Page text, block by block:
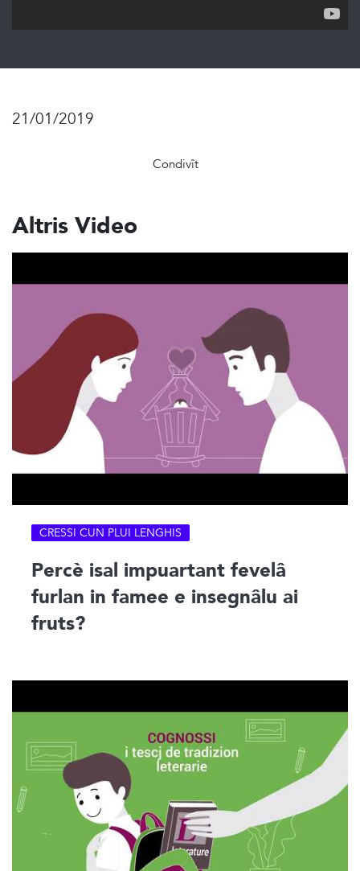
21/01/2019
Condivît
Altris Video
CRESSI CUN PLUI LENGHIS
Percè isal impuartant fevelâ
furlan in famee e insegnâlu ai
fruts?